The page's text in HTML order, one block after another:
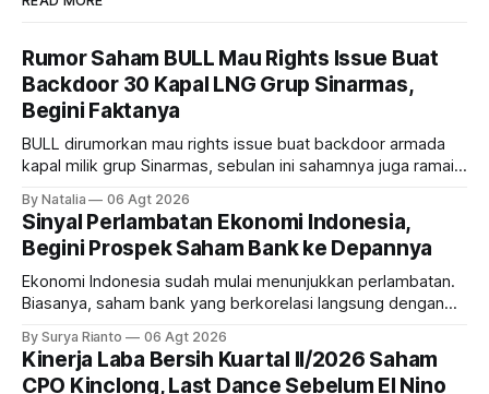
Rumor Saham BULL Mau Rights Issue Buat
Backdoor 30 Kapal LNG Grup Sinarmas,
Begini Faktanya
BULL dirumorkan mau rights issue buat backdoor armada
kapal milik grup Sinarmas, sebulan ini sahamnya juga ramai
masih menarik dilirik?
By Natalia 06 Agt 2026
Sinyal Perlambatan Ekonomi Indonesia,
Begini Prospek Saham Bank ke Depannya
Ekonomi Indonesia sudah mulai menunjukkan perlambatan.
Biasanya, saham bank yang berkorelasi langsung dengan
bank ke depannya?
By Surya Rianto 06 Agt 2026
Kinerja Laba Bersih Kuartal II/2026 Saham
CPO Kinclong, Last Dance Sebelum El Nino